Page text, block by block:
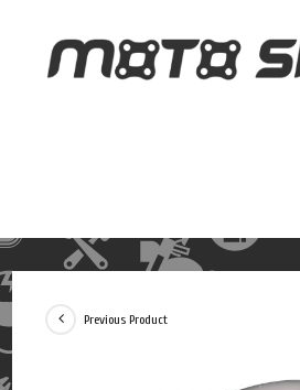
Previous Product